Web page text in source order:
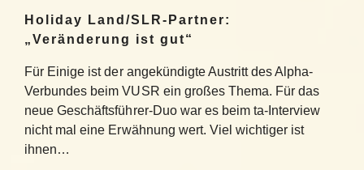
Holiday Land/SLR-Partner:
„Veränderung ist gut“
Für Einige ist der angekündigte Austritt des Alpha-
Verbundes beim VUSR ein großes Thema. Für das
neue Geschäftsführer-Duo war es beim ta-Interview
nicht mal eine Erwähnung wert. Viel wichtiger ist
ihnen…